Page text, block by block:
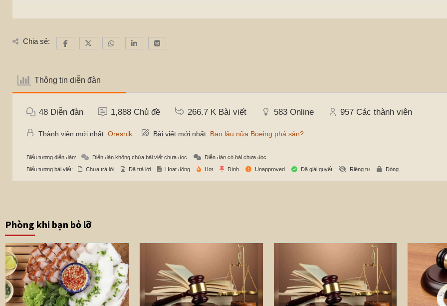
Chia sẻ:
Thông tin diễn đàn
48 Diễn đàn 1,888 Chủ đề 266.7 K Bài viết 583 Online 957 Các thành viên
Thành viên mới nhất: Oresnik Bài viết mới nhất: Bao lâu nữa Boeing phá sản?
Biểu tượng diễn đàn: Diễn đàn không chứa bài viết chưa đọc
Diễn đàn có bài chưa đọc
Biểu tượng bài viết:
Chưa trả lời Đã trả lời Hoạt động Hot Dính Unapproved Đã giải quyết Riêng tư Đóng
Phòng khi bạn bỏ lỡ